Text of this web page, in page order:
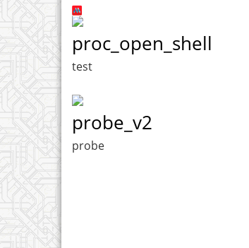
proc_open_shell
test
probe_v2
probe